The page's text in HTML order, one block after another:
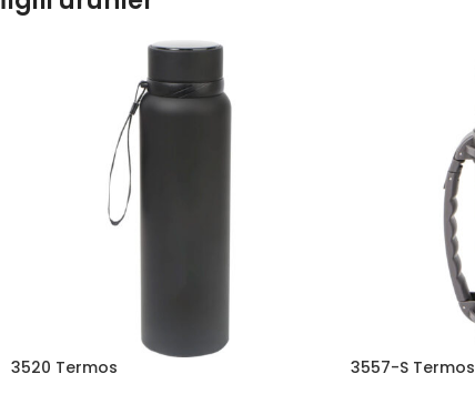
3520 Termos 3557-S Termos